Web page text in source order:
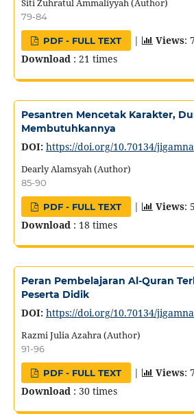
Siti Zuhratul Ammaliyyah (Author)
79-84
PDF - FULL TEXT | Views:
Download: 21 times
Pesantren Mencetak Karakter,
Membutuhkannya
DOI: https://doi.org/10.70134/
Dearly Alamsyah (Author)
85-90
PDF - FULL TEXT | Views:
Download: 18 times
Peran Pembelajaran Al-Quran
Peserta Didik
DOI: https://doi.org/10.70134/
Razmi Julia Azahra (Author)
91-96
PDF - FULL TEXT | Views:
Download: 30 times